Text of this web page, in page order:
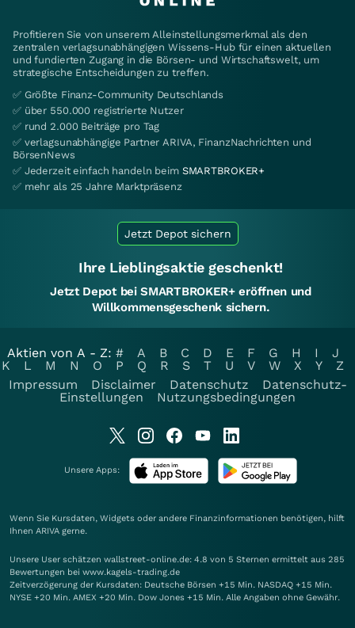
Profitieren Sie von unserem Alleinstellungsmerkmal als den
zentralen verlagsunabhängigen Wissens-Hub für einen aktuellen
und fundierten Zugang in die Börsen- und Wirtschaftswelt, um
strategische Entscheidungen zu treffen.
✅ Größte Finanz-Community Deutschlands
✅ über 550.000 registrierte Nutzer
✅ rund 2.000 Beiträge pro Tag
✅ verlagsunabhängige Partner ARIVA, FinanzNachrichten und
BörsenNews
✅ Jederzeit einfach handeln beim SMARTBROKER+
✅ mehr als 25 Jahre Marktpräsenz
Jetzt Depot sichern
Ihre Lieblingsaktie geschenkt!
Jetzt Depot bei SMARTBROKER+ eröffnen und
Willkommensgeschenk sichern.
Aktien von A - Z: # A B C D E F G H I
J
K
L M N O P Q R S T U V W X Y
Z
Impressum
Disclaimer Datenschutz
Datenschutz-
Einstellungen
Nutzungsbedingungen
Unsere Apps:
Wenn Sie Kursdaten, Widgets oder andere Finanzinformationen benötigen, hilft
Ihnen ARIVA gerne.
Unsere User schätzen wallstreet-online.de: 4.8 von 5 Sternen ermittelt aus 285
Bewertungen bei www.kagels-trading.de
Zeitverzögerung der Kursdaten: Deutsche Börsen +15 Min. NASDAQ +15 Min.
NYSE +20 Min. AMEX +20 Min. Dow Jones +15 Min. Alle Angaben ohne Gewähr.